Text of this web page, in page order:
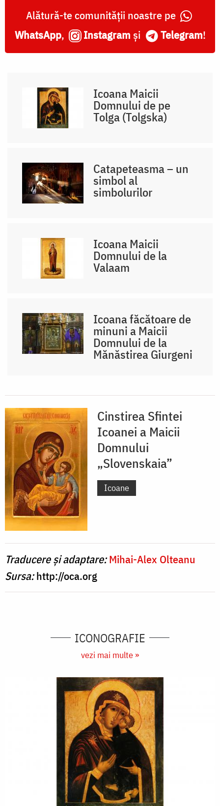
Alătură-te comunității noastre pe
WhatsApp, Instagram și Telegram!
Icoana Maicii
Domnului de pe
Tolga (Tolgska)
Catapeteasma – un
simbol al
simbolurilor
Icoana Maicii
Domnului de la
Valaam
Icoana făcătoare de
minuni a Maicii
Domnului de la
Mănăstirea Giurgeni
Cinstirea Sfintei
Icoanei a Maicii
Domnului
„Slovenskaia”
Icoane
Traducere și adaptare:Mihai-Alex Olteanu
Sursa:http://oca.org
ICONOGRAFIE
vezi mai multe »